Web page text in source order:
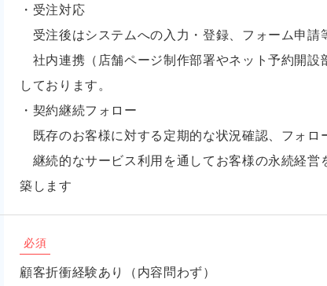
・受注対応
受注後はシステムへの入力・登録、フォーム申請
社内連携（店舗ページ制作部署やネット予約開設
しております。
・契約継続フォロー
既存のお客様に対する定期的な状況確認、フォロ
継続的なサービス利用を通してお客様の永続経営
築します
必須
顧客折衝経験あり（内容問わず）